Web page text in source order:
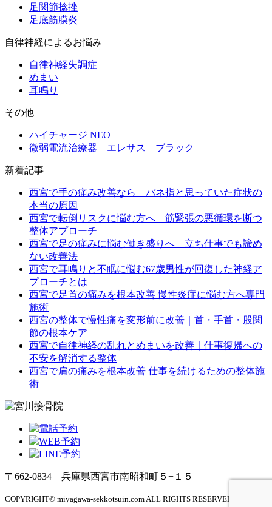
足関節捻挫
足底筋膜炎
自律神経によるお悩み
自律神経失調症
めまい
耳鳴り
その他
ハイチャージ NEO
微弱電流治療器 エレサス ブラック
新着記事
西宮で手の痛み改善なら バネ指と思っていた症状の
本当の原因
西宮で転倒リスクに悩む方へ 筋緊張の悪循環を断つ
整体アプローチ
西宮で足の痛みに悩む働き盛りへ 立ち仕事でも諦め
ない改善法
西宮で耳鳴りと不眠に悩む67歳男性が回復した神経ア
プローチとは
西宮で足首の痛みを根本改善 慢性炎症に悩む方へ専門
施術
西宮の整体で慢性痛を変形前に改善｜首・手首・股関
節の根本ケア
西宮で自律神経の乱れとめまいを改善｜仕事復帰への
不安を解消する整体
西宮で肩の痛みを根本改善 仕事を続けるための整体施
術
〒662-0834 兵庫県西宮市南昭和町５−１５
COPYRIGHT© miyagawa-sekkotsuin.com ALL RIGHTS RESERVED. Design